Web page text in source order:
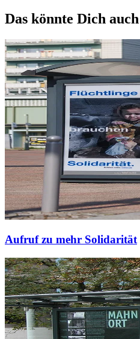
Das könnte Dich
Aufruf zu mehr Solidarität